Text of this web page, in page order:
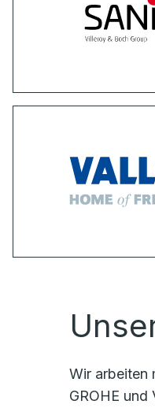
Wir arbeiten
GROHE